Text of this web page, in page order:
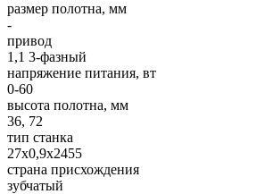
размер полотна, мм
-
привод
1,1 3-фазный
напряжение питания, вт
0-60
высота полотна, мм
36, 72
тип станка
27х0,9х2455
страна присхождения
зубчатый